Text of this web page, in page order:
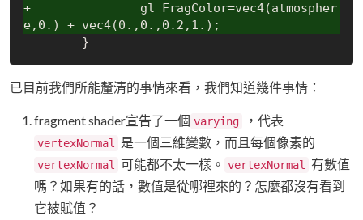
+		gl_FragColor=vec4(atmospher
e,0.) + vec4(0.,0.,0.2,1.);
已目前我們所能釐清的事情來看，我們知道幾件事情：
fragment shader宣告了一個 varying ，代表
vertexNormal 是一個三維變數，而且每個像素的
vertexNormal 可能都不太一樣。 vertexNormal
有數值
嗎？如果有的話，數值是從哪裡來的？怎麼都沒有看到
它被賦值？